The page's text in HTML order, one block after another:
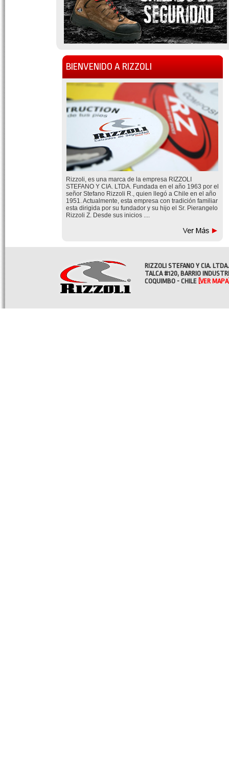
BIENVENIDO A RIZZOLI
Rizzoli, es una marca de la empresa RIZZOLI
STEFANO Y CIA. LTDA. Fundada en el año 1963 por el
señor Stefano Rizzoli R., quien llegó a Chile en el año
1951. Actualmente, esta empresa con tradición familiar
esta dirigida por su fundador y su hijo el Sr. Pierangelo
Rizzoli Z. Desde sus inicios ....
RIZZOLI STEFANO Y CIA. LTDA.
TALCA #120, BARRIO
COQUIMBO - CHILE [VER